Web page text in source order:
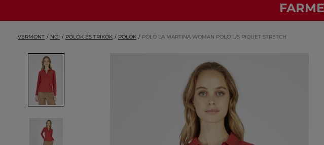
VERMONT NŐI PÓLÓK ÉS TRIKÓK PÓLÓK PÓLÓ LA MARTINA WOMAN POLO L/S PIQUET STRETCH